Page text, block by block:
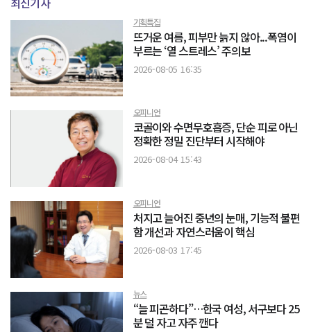
기획특집
뜨거운 여름, 피부만 늙지 않아...폭염이
부르는 ‘열 스트레스’ 주의보
2026-08-05 16:35
오피니언
코골이와 수면무호흡증, 단순 피로 아닌
정확한 정밀 진단부터 시작해야
2026-08-04 15:43
오피니언
처지고 늘어진 중년의 눈매, 기능적 불편
함 개선과 자연스러움이 핵심
2026-08-03 17:45
뉴스
“늘 피곤하다”…한국 여성, 서구보다 25
분 덜 자고 자주 깬다